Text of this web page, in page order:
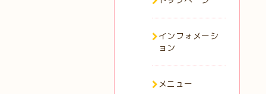
インフォメーシ
ョン
メニュー